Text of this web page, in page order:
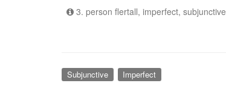
3. person flertall, imperfect, subjunctive
Subjunctive Imperfect